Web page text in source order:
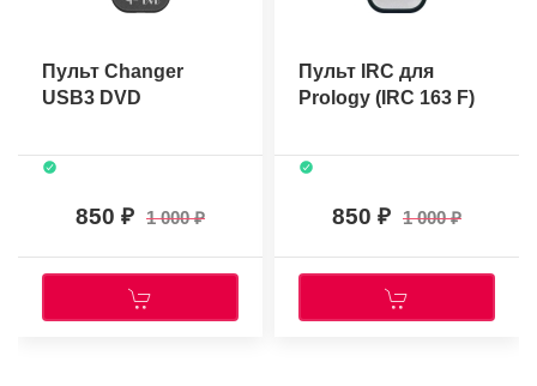
Пульт Changer
USB3 DVD
850 1 000
Пульт IRC для
Prology (IRC 163 F)
850 1 000